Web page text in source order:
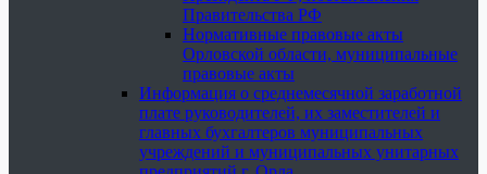
Правительства РФ
Нормативные правовые акты
Орловской области, муниципальные
правовые акты
Информация о среднемесячной заработной
плате руководителей, их заместителей и
главных бухгалтеров муниципальных
учреждений и муниципальных унитарных